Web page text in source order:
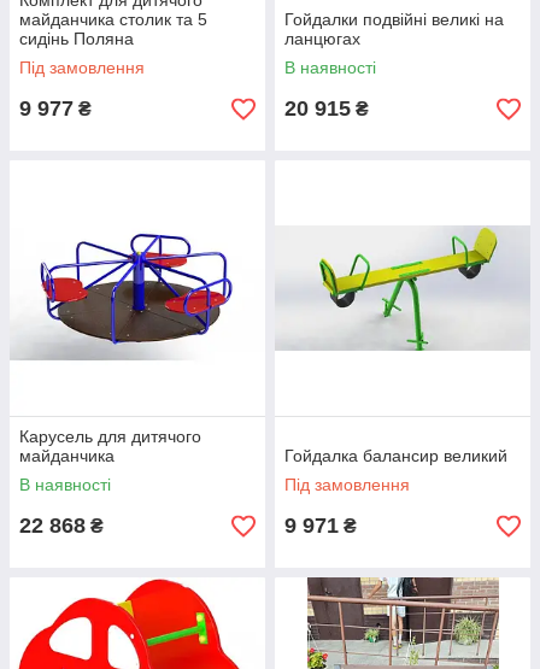
майданчика столик та 5
сидінь Поляна
Під замовлення
9 977 ₴
Гойдалки подвійні великі на
ланцюгах
В наявності
20 915 ₴
Карусель для дитячого
майданчика
В наявності
22 868 ₴
Гойдалка балансир великий
Під замовлення
9 971 ₴